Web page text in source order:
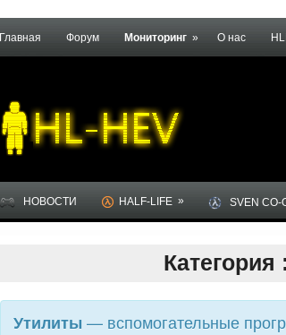
Главная Форум Мониторинг » О нас
НОВОСТИ HALF-LIFE » SVEN CO-
Утилиты — вспомогательные